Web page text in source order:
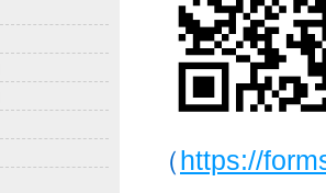
（https://